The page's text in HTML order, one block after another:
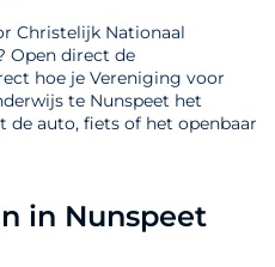
Christelijk Nationaal
Open direct de
hoe je Vereniging voor
te Nunspeet het
de auto, fiets of het openbaar
in Nunspeet